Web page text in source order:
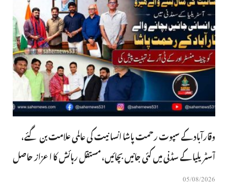
وقارآباد کے سپوت رحمت پاشا انسانیت کی عالمی علامت بن گئے،
آسٹریلیا کے سڈنی میں کئی جانیں بچائیں، مستقل رہائش کا اعزاز حاصل
05/08/2026